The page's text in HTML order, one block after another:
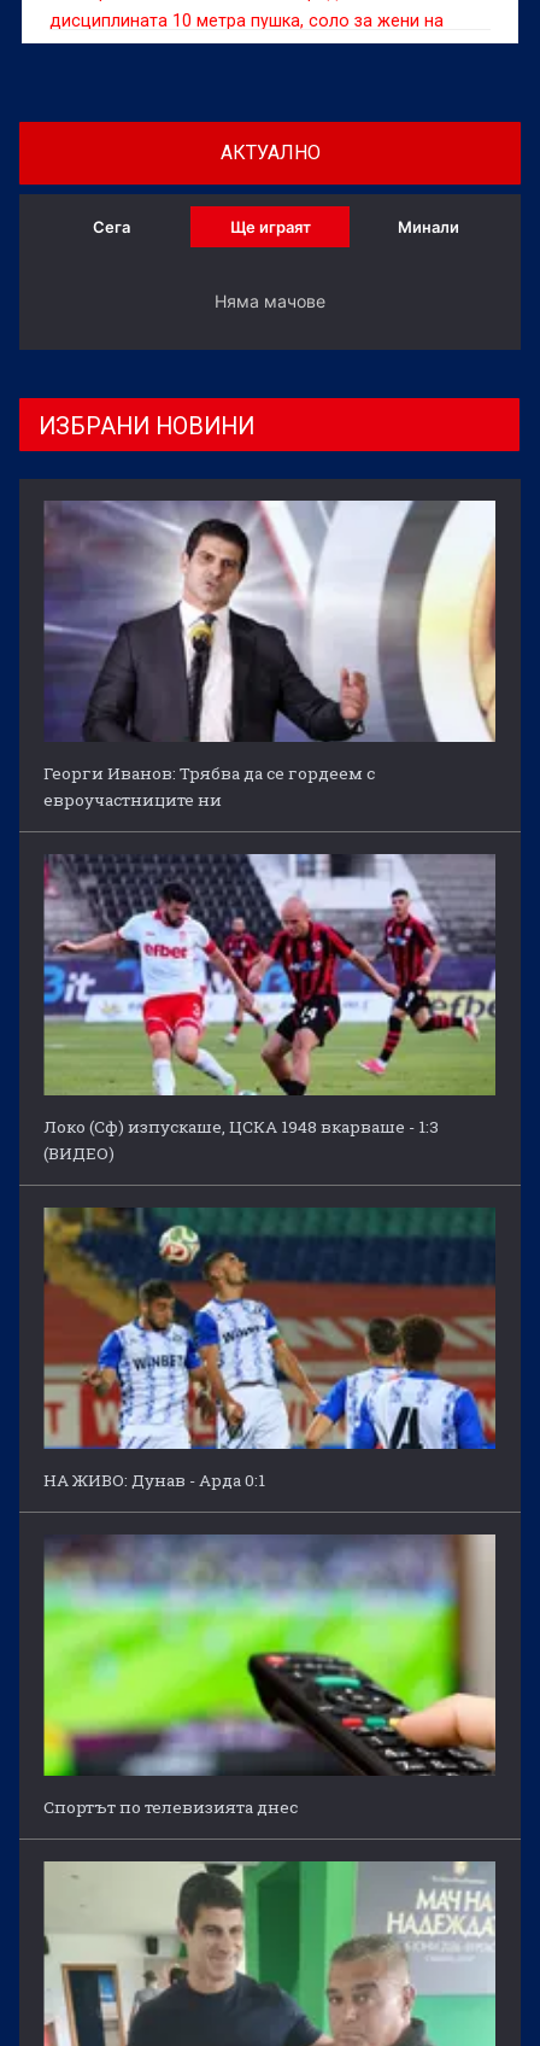
дисциплината 10 метра пушка, соло за жени на
Европейското първенство до 23 години по спортна
АКТУАЛНО
Сега Ще играят Минали
Няма мачове
ИЗБРАНИ НОВИНИ
Георги Иванов: Трябва да се гордеем с
евроучастниците ни
Локо (Сф) изпускаше, ЦСКА 1948 вкарваше - 1:3
(ВИДЕО)
НА ЖИВО: Дунав - Арда 0:1
Спортът по телевизията днес